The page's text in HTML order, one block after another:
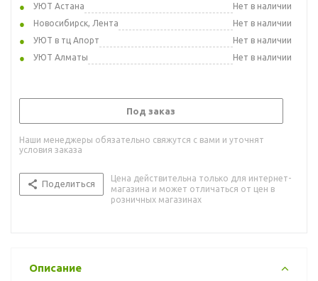
УЮТ Астана
Нет в наличии
Новосибирск, Лента
Нет в наличии
УЮТ в тц Апорт
Нет в наличии
УЮТ Алматы
Нет в наличии
Под заказ
Наши менеджеры обязательно свяжутся с вами и уточнят
условия заказа
Поделиться
Цена действительна только для интернет-
магазина и может отличаться от цен в
розничных магазинах
Описание